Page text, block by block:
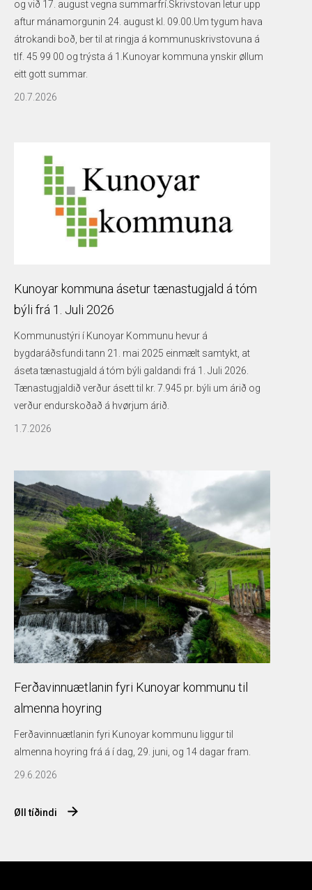
og við 17. august vegna summarfrí.Skrivstovan letur upp
aftur mánamorgunin 24. august kl. 09.00.Um tygum hava
átrokandi boð, ber til at ringja á kommunuskrivstovuna á
tlf. 45 99 00 og trýsta á 1.Kunoyar kommuna ynskir øllum
eitt gott summar.
20.7.2026
Kunoyar kommuna ásetur tænastugjald á tóm
býli frá 1. Juli 2026
Kommunustýri í Kunoyar Kommunu hevur á
bygdaráðsfundi tann 21. mai 2025 einmælt samtykt, at
áseta tænastugjald á tóm býli galdandi frá 1. Juli 2026.
Tænastugjaldið verður ásett til kr. 7.945 pr. býli um árið og
verður endurskoðað á hvørjum árið.
1.7.2026
Ferðavinnuætlanin fyri Kunoyar kommunu til
almenna hoyring
Ferðavinnuætlanin fyri Kunoyar kommunu liggur til
almenna hoyring frá á í dag, 29. juni, og 14 dagar fram.
29.6.2026
Øll tíðindi